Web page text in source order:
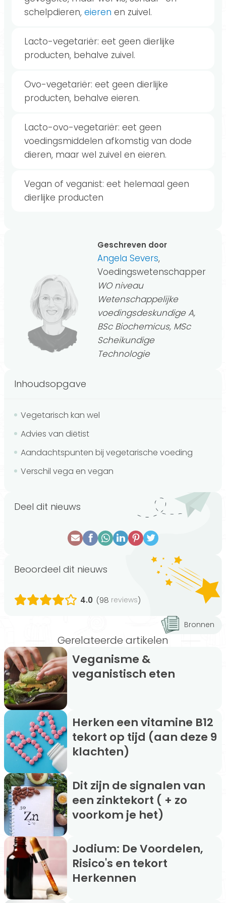
schelpdieren, eieren en zuivel.
Lacto-vegetariër: eet geen dierlijke
producten, behalve zuivel.
Ovo-vegetariër: eet geen dierlijke
producten, behalve eieren.
Lacto-ovo-vegetariër: eet geen
voedingsmiddelen afkomstig van dode
dieren, maar wel zuivel en eieren.
Vegan of veganist: eet helemaal geen
dierlijke producten
Geschreven door
Angela Severs,
Voedingswetenschapper
WO niveau
Wetenschappelijke
voedingsdeskundige A,
BSc Biochemicus, MSc
Scheikundige
Technologie
Inhoudsopgave
Vegetarisch kan wel
Advies van diëtist
Aandachtspunten bij vegetarische voeding
Verschil vega en vegan
Deel dit nieuws
Beoordeel dit nieuws
4.0 (98 reviews)
Bronnen
Gerelateerde artikelen
Veganisme &
veganistisch eten
Herken een vitamine B12
tekort op tijd (aan deze 9
klachten)
Dit zijn de signalen van
een zinktekort ( + zo
voorkom je het)
Jodium: De Voordelen,
Risico's en tekort
Herkennen